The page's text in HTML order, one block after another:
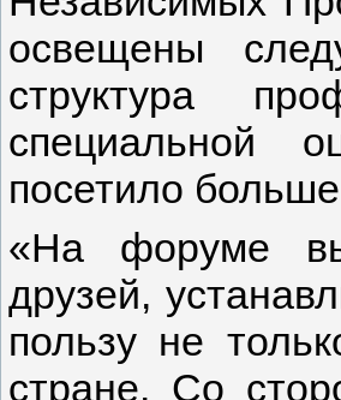
освещены
структура
специальной
посетило
«На форуме
друзей,
пользу не
стране. Со